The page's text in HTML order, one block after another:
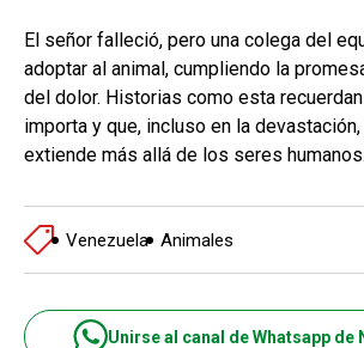
El señor falleció, pero una colega del
adoptar al animal, cumpliendo la
del dolor. Historias como esta
importa y que, incluso en la
extiende más allá de los seres humanos.
Venezuela Animales
Unirse al canal de Whatsapp de